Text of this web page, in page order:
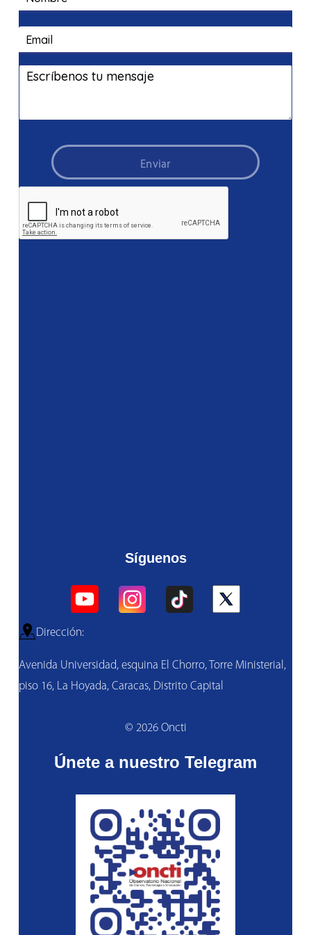
Enviar
Síguenos
Dirección:
Avenida Universidad, esquina El Chorro, Torre Ministerial,
piso 16, La Hoyada, Caracas, Distrito Capital
© 2026 Oncti
Únete a nuestro Telegram